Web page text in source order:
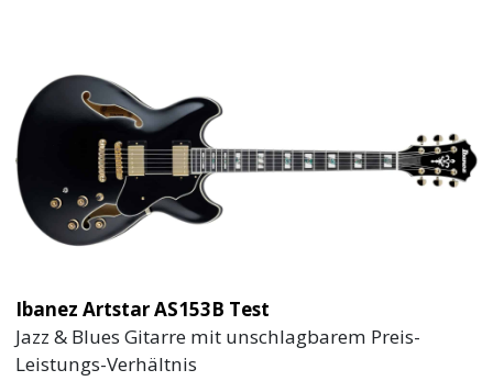
Ibanez Artstar AS153B Test
Jazz & Blues Gitarre mit unschlagbarem Preis-
Leistungs-Verhältnis